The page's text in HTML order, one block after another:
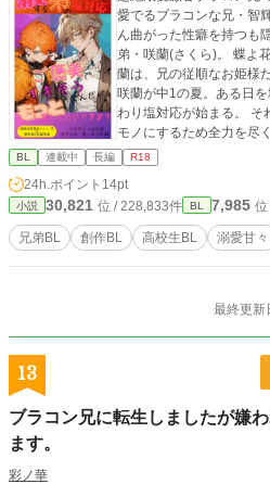
愛でるブラコンな兄・智
ん曲がった性癖を持つも
弟・咲蘭(さくら)。 蝶よ
蘭は、兄の従順なお姫様
咲蘭が中1の夏。ある日
わり塩対応が始まる。 そ
モノにするため全力を尽
て愛でまくる。 智輝目線の話。対の咲蘭sideも合わせてお楽
しみください🤗✨ まずは兄・智輝sideからの公開になります
2話まで公開後、弟・咲
は、是非ご賞味ください
り登録・感想頂けるとめち
抜きや気分転換、連載を
Xとブルスカでお知らせ致します。 匿名で
ジなどはコチラへ💌
BL 連載中 長編 R18
24h.ポイント 14pt
小説 30,821 位 / 228,833件 BL 7,985
兄弟BL 創作BL 高校生BL 溺愛甘々
最終更新
13
ブラコン兄に転生しましたが嫌
ます。
彩ノ華